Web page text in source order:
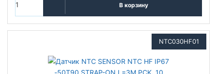
В корзину
NTC030HF01